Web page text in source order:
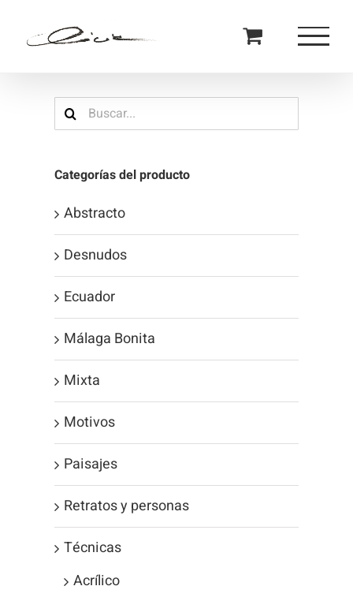
Buscar:
Categorías del producto
Abstracto
Desnudos
Ecuador
Málaga Bonita
Mixta
Motivos
Paisajes
Retratos y personas
Técnicas
Acrílico